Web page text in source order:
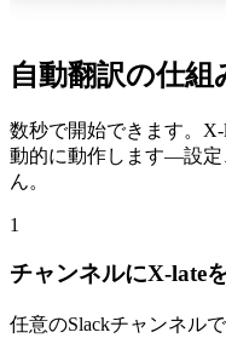
自動翻訳の仕組
数秒で開始できます。
動的に動作します—設定
ん。
1
チャンネルにX-late
任意のSlackチャンネルで